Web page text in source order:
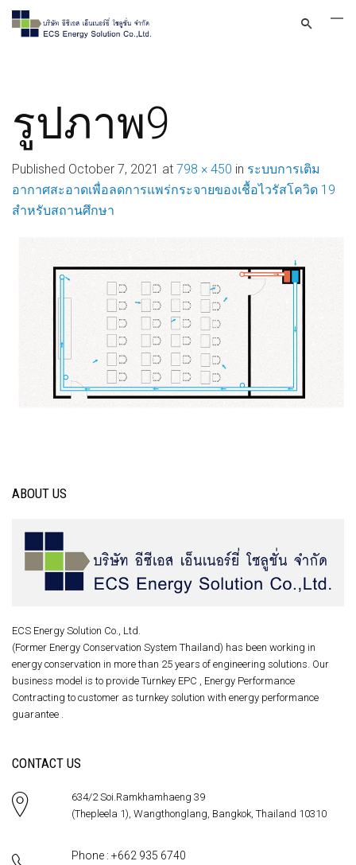
รูปภาพ9
Published October 7, 2021 at 798 × 450 in ระบบการเติม
อากาศสะอาดเพื่อลดการแพร่กระจายของเชื้อไวรัสโควิด 19
สำหรับสถานศึกษา
ABOUT US
ECS Energy Solution Co., Ltd.
(Former Energy Conservation System Thailand) has been working in
energy conservation in more than 25 years of engineering solutions. Our
business model is to provide Turnkey EPC , Energy Performance
Contracting to customer as turnkey solution with energy performance
guarantee .
CONTACT US
634/2 Soi.Ramkhamhaeng 39
(Thepleela 1), Wangthonglang, Bangkok, Thailand 10310
Phone : +662 935 6740